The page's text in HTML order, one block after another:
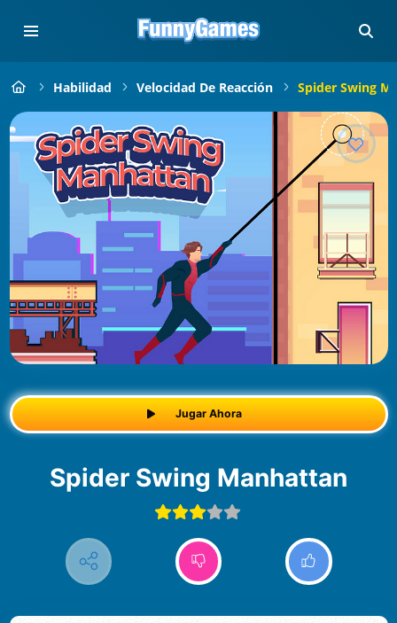
Habilidad Velocidad De Reacción Spider Swing
Jugar Ahora
Spider Swing Manhattan